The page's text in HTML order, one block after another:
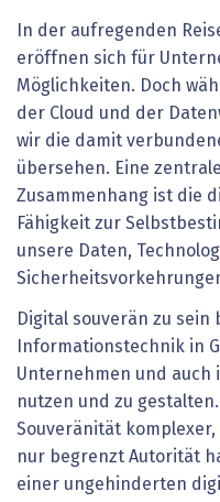
In der aufregenden
eröffnen sich für
Möglichkeiten. Doch
der Cloud und der
wir die damit
übersehen. Eine
Zusammenhang ist die
Fähigkeit zur
unsere Daten,
Digital souverän zu sein
Informationstechnik in
Unternehmen und auch
nutzen und zu
Souveränität komplexer,
nur begrenzt Autorität
einer ungehinderten